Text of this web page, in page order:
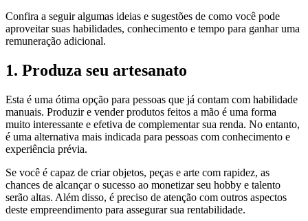
Confira a seguir algumas ideias e sugestões de como você pode
aproveitar suas habilidades, conhecimento e tempo para ganhar uma
remuneração adicional.
1. Produza seu artesanato
Esta é uma ótima opção para pessoas que já contam com habilidade
manuais. Produzir e vender produtos feitos a mão é uma forma
muito interessante e efetiva de complementar sua renda. No entanto,
é uma alternativa mais indicada para pessoas com conhecimento e
experiência prévia.
Se você é capaz de criar objetos, peças e arte com rapidez, as
chances de alcançar o sucesso ao monetizar seu hobby e talento
serão altas. Além disso, é preciso de atenção com outros aspectos
deste empreendimento para assegurar sua rentabilidade.